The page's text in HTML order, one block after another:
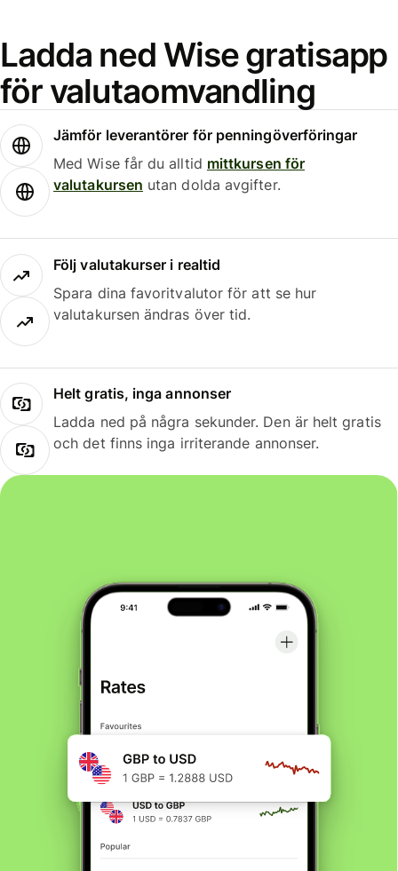
Ladda ned Wise gratisapp
för valutaomvandling
Jämför leverantörer för penningöverföringar
Med Wise får du alltid mittkursen för
valutakursen utan dolda avgifter.
Följ valutakurser i realtid
Spara dina favoritvalutor för att se hur
valutakursen ändras över tid.
Helt gratis, inga annonser
Ladda ned på några sekunder. Den är helt gratis
och det finns inga irriterande annonser.